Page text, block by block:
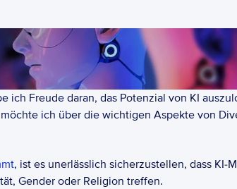
ich Freude daran, das Potenzial von KI
ich über die wichtigen Aspekte von
, ist es unerlässlich sicherzustellen, dass KI-
Gender oder Religion treffen.